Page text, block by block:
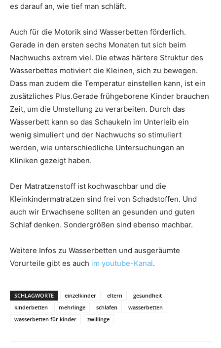
es darauf an, wie tief man schläft.
Auch für die Motorik sind Wasserbetten förderlich.
Gerade in den ersten sechs Monaten tut sich beim
Nachwuchs extrem viel. Die etwas härtere Struktur des
Wasserbettes motiviert die Kleinen, sich zu bewegen.
Dass man zudem die Temperatur einstellen kann, ist ein
zusätzliches Plus.Gerade frühgeborene Kinder brauchen
Zeit, um die Umstellung zu verarbeiten. Durch das
Wasserbett kann so das Schaukeln im Unterleib ein
wenig simuliert und der Nachwuchs so stimuliert
werden, wie unterschiedliche Untersuchungen an
Kliniken gezeigt haben.
Der Matratzenstoff ist kochwaschbar und die
Kleinkindermatratzen sind frei von Schadstoffen. Und
auch wir Erwachsene sollten an gesunden und guten
Schlaf denken. Sondergrößen sind ebenso machbar.
Weitere Infos zu Wasserbetten und ausgeräumte
Vorurteile gibt es auch im youtube-Kanal.
SCHLAGWORTE einzelkinder eltern
gesundheit
kinderbetten
mehrlinge schlafen
wasserbetten
wasserbetten für kinder
zwillinge